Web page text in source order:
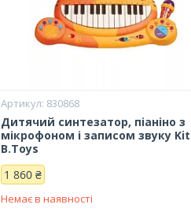
830868
Дитячий синтезатор, піаніно з
мікрофоном і записом звуку
B.Toys
1 860 ₴
Немає в наявності